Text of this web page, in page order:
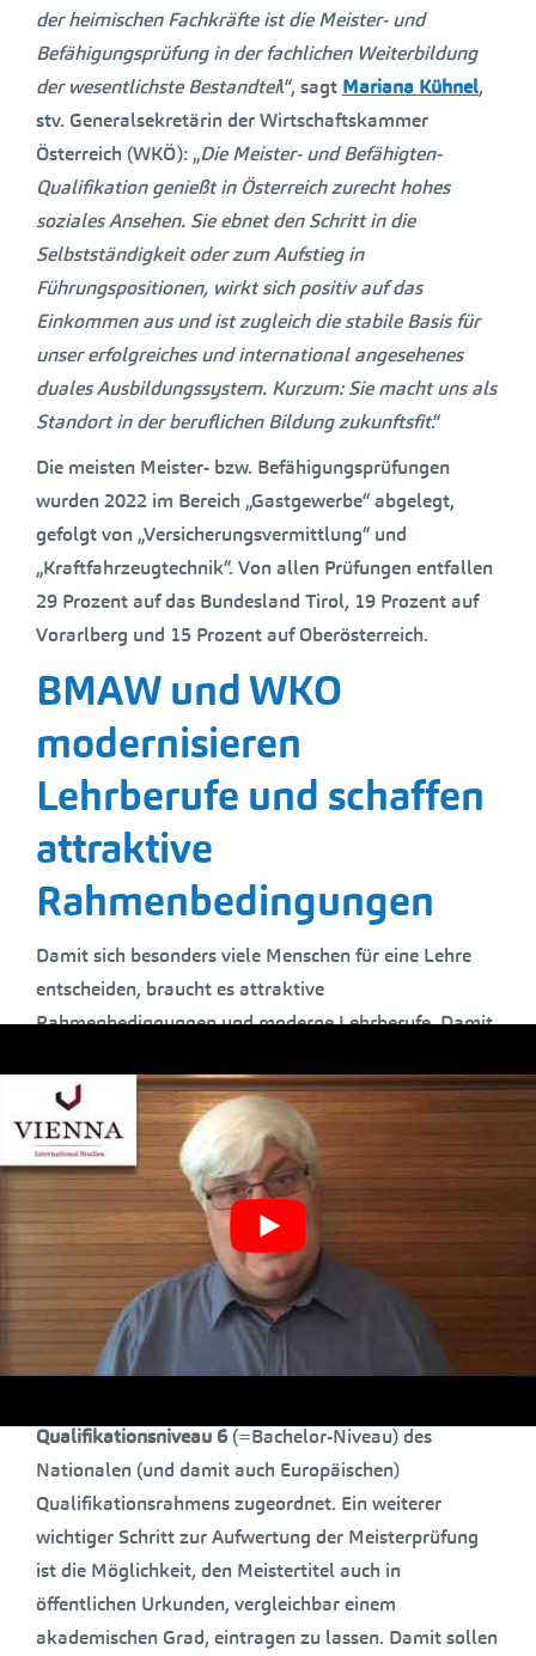
der heimischen Fachkräfte ist die Meister- und
Befähigungsprüfung in der fachlichen Weiterbildung
der wesentlichste Bestandteil“, sagt Mariana Kühnel,
stv. Generalsekretärin der Wirtschaftskammer
Österreich (WKÖ): „Die Meister- und Befähigten-
Qualifikation genießt in Österreich zurecht hohes
soziales Ansehen. Sie ebnet den Schritt in die
Selbstständigkeit oder zum Aufstieg in
Führungspositionen, wirkt sich positiv auf das
Einkommen aus und ist zugleich die stabile Basis für
unser erfolgreiches und international angesehenes
duales Ausbildungssystem. Kurzum: Sie macht uns als
Standort in der beruflichen Bildung zukunftsfit.“
Die meisten Meister- bzw. Befähigungsprüfungen
wurden 2022 im Bereich „Gastgewerbe“ abgelegt,
gefolgt von „Versicherungsvermittlung“ und
„Kraftfahrzeugtechnik“. Von allen Prüfungen entfallen
29 Prozent auf das Bundesland Tirol, 19 Prozent auf
Vorarlberg und 15 Prozent auf Oberösterreich.
BMAW und WKO
modernisieren
Lehrberufe und schaffen
attraktive
Rahmenbedingungen
Damit sich besonders viele Menschen für eine Lehre
entscheiden, braucht es attraktive
Rahmenbedingungen und moderne Lehrberufe. Damit
Berufsbilder alle fünf Jahre überprüft und aktualisiert.
Seit 2018 wurden 54 Meister-und
Befähigungsprüfungsordnungen (34 Meister- und 20
Befähigungsprüfungsordnungen) gemeinsam mit den
Fachverbänden der Wirtschaftskammer Österreich
lernergebnisorientiert neu gestaltet, vom
Wirtschaftsministerium approbiert und kundgemacht,
davon allein 17 neue Prüfungsordnungen (10 Meister-
und 7 Befähigungsprüfungen) im heurigen Jahr.
Qualifikationsniveau 6 (=Bachelor-Niveau) des
Nationalen (und damit auch Europäischen)
Qualifikationsrahmens zugeordnet. Ein weiterer
wichtiger Schritt zur Aufwertung der Meisterprüfung
ist die Möglichkeit, den Meistertitel auch in
öffentlichen Urkunden, vergleichbar einem
akademischen Grad, eintragen zu lassen. Damit sollen